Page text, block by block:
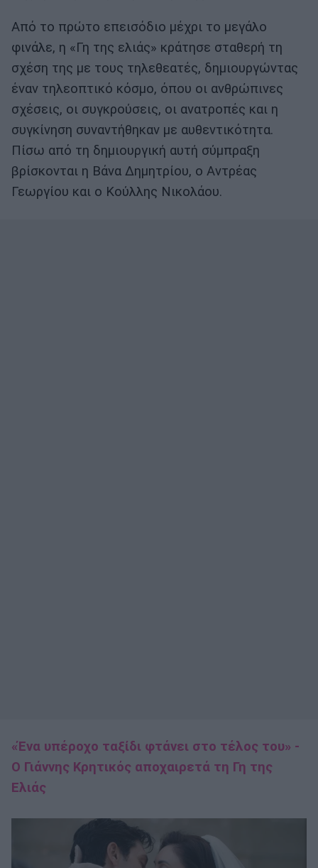
Από το πρώτο επεισόδιο μέχρι το μεγάλο
φινάλε, η «Γη της ελιάς» κράτησε σταθερή τη
σχέση της με τους τηλεθεατές, δημιουργώντας
έναν τηλεοπτικό κόσμο, όπου οι ανθρώπινες
σχέσεις, οι συγκρούσεις, οι ανατροπές και η
συγκίνηση συναντήθηκαν με αυθεντικότητα.
Πίσω από τη δημιουργική αυτή σύμπραξη
βρίσκονται η Βάνα Δημητρίου, ο Αντρέας
Γεωργίου και ο Κούλλης Νικολάου.
«Ένα υπέροχο ταξίδι φτάνει στο τέλος του» -
Ο Γιάννης Κρητικός αποχαιρετά τη Γη της
Ελιάς